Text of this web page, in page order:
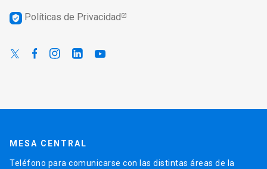
verified_user Políticas de Privacidad
MESA CENTRAL
Teléfono para comunicarse con las distintas áreas de la